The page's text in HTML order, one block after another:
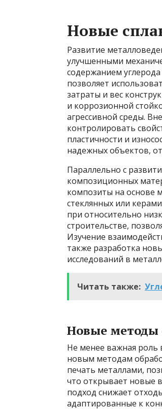
Новые
Развитие
улучшенными
содержанием
позволяет
затраты и вес
и коррозионной
агрессивной среды.
контролировать
пластичности и
надежных объектов,
Параллельно с
композиционных
композиты на основе
стеклянных или
при относительно
строительстве,
Изучение
также разработка
исследований в
Читать также:
Новые методы
Не менее важная роль
новым методам
печать металлами,
что открывает новые
подход снижает
адаптированные к